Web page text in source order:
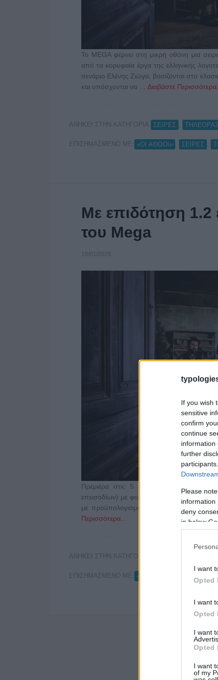
If you wish
sensitive
confirm
continue
information
further
Please
information
deny
in below
I want
Opted
I want
Opted
I want
Opted
I want
of my
Το MEGA φέρνει στη μικρή οθόνη μια
από τα κορυφαία έργα της ελληνικής
σενάριο Ελένης Ζιώγα, βασίζονται στο
και υπόσχονται να … Διαβάστε
ΑΝΗΚΕΙ ΣΤΗΝ ΚΑΤΗΓΟΡΙΑ: ΣΕΙΡΕΣ
ΕΠΙΣΗΜΑΣΜΕΝΟ ΜΕ: «ΟΙ ΑΘΩΟΙ» ΣΕΙΡΕΣ
Με επιδότηση 1.2
του Mega
19/01/2026
Πρεμιέρα στις 5 Φεβρουαρίου θα
επεισοδίων) με φορέα επένδυσης την
με προϋπολογισμό 3.133.363 ευρώ
Περισσότερα...
ΑΝΗΚΕΙ ΣΤΗΝ ΚΑΤΗΓΟΡΙΑ:
ΕΠΙΣΗΜΑΣΜΕΝΟ ΜΕ: «ΟΙ ΑΘΩΟΙ»